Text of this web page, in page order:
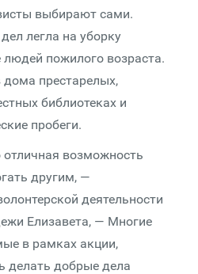
выбирают сами.
легла на уборку
людей пожилого возраста.
престарелых,
библиотеках и
пробеги.
возможность
другим, —
деятельности
Елизавета, — Многие
в рамках акции,
делать добрые дела